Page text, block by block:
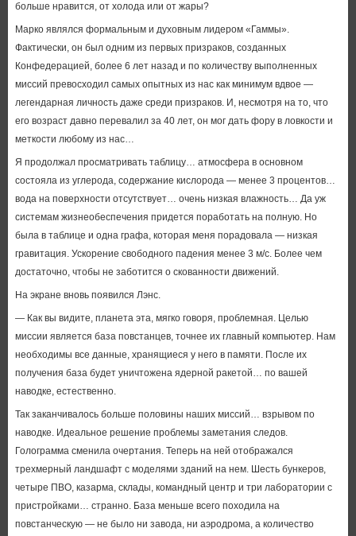
больше нравится, от холода или от жары?
Марко являлся формальным и духовным лидером «Гаммы».
Фактически, он был одним из первых призраков, созданных
Конфедерацией, более 6 лет назад и по количеству выполненных
миссий превосходил самых опытных из нас как минимум вдвое —
легендарная личность даже среди призраков. И, несмотря на то, что
его возраст давно перевалил за 40 лет, он мог дать фору в ловкости и
меткости любому из нас…
Я продолжал просматривать таблицу… атмосфера в основном
состояла из углерода, содержание кислорода — менее 3 процентов…
вода на поверхности отсутствует… очень низкая влажность… Да уж
системам жизнеобеспечения придется поработать на полную. Но
была в таблице и одна графа, которая меня порадовала — низкая
гравитация. Ускорение свободного падения менее 3 м/с. Более чем
достаточно, чтобы не заботится о скованности движений.
На экране вновь появился Лэнс.
— Как вы видите, планета эта, мягко говоря, проблемная. Целью
миссии является база повстанцев, точнее их главный компьютер. Нам
необходимы все данные, хранящиеся у него в памяти. После их
получения база будет уничтожена ядерной ракетой… по вашей
наводке, естественно.
Так заканчивалось больше половины наших миссий… взрывом по
наводке. Идеальное решение проблемы заметания следов.
Голограмма сменила очертания. Теперь на ней отображался
трехмерный ландшафт с моделями зданий на нем. Шесть бункеров,
четыре ПВО, казарма, склады, командный центр и три лаборатории с
пристройками… странно. База меньше всего походила на
повстанческую — не было ни завода, ни аэродрома, а количество